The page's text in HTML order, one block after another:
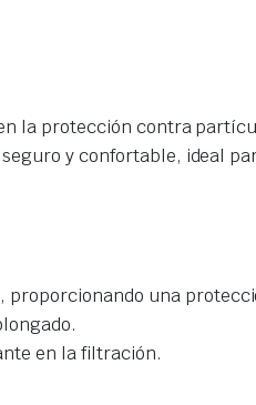
la protección contra
y confortable, ideal
proporcionando una
en la filtración.